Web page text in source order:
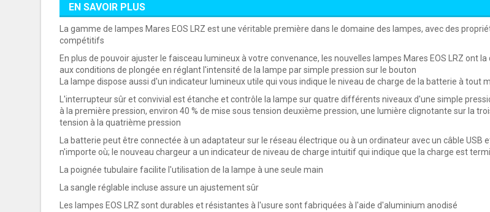
EN SAVOIR PLUS
La gamme de lampes Mares EOS LRZ est une véritable première dans le domaine des lampes, avec des
compétitifs
En plus de pouvoir ajuster le faisceau lumineux à votre convenance, les nouvelles lampes Mares EOS LRZ ont
aux conditions de plongée en réglant l'intensité de la lampe par simple pression sur le bouton
La lampe dispose aussi d'un indicateur lumineux utile qui vous indique le niveau de charge de la batterie à tout
L'interrupteur sûr et convivial est étanche et contrôle la lampe sur quatre différents niveaux d'une simple
à la première pression, environ 40 % de mise sous tension deuxième pression, une lumière clignotante sur la
tension à la quatrième pression
La batterie peut être connectée à un adaptateur sur le réseau électrique ou à un ordinateur avec un câble USB
n'importe où; le nouveau chargeur a un indicateur de niveau de charge intuitif qui indique que la charge est
La poignée tubulaire facilite l'utilisation de la lampe à une seule main
La sangle réglable incluse assure un ajustement sûr
Les lampes EOS LRZ sont durables et résistantes à l'usure sont fabriquées à l'aide d'aluminium anodisé